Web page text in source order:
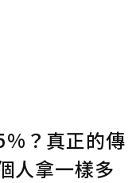
？真正的傳
人拿一樣多